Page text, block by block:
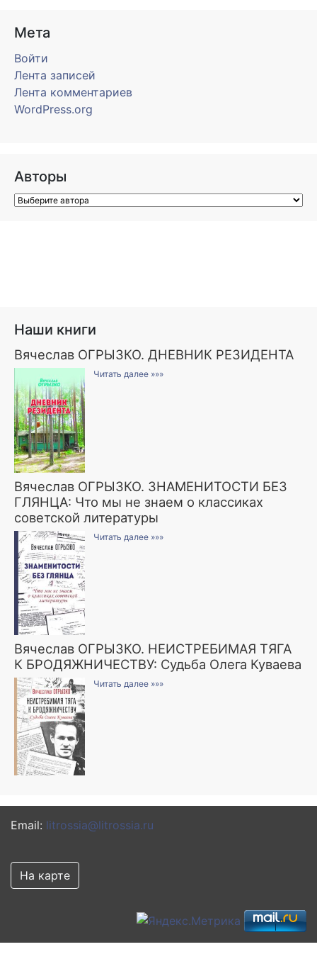
Мета
Войти
Лента записей
Лента комментариев
WordPress.org
Авторы
Наши книги
Вячеслав ОГРЫЗКО. ДНЕВНИК РЕЗИДЕНТА
Читать далее »»»
Вячеслав ОГРЫЗКО. ЗНАМЕНИТОСТИ БЕЗ
ГЛЯНЦА: Что мы не знаем о классиках
советской литературы
Читать далее »»»
Вячеслав ОГРЫЗКО. НЕИСТРЕБИМАЯ ТЯГА
К БРОДЯЖНИЧЕСТВУ: Судьба Олега Куваева
Читать далее »»»
Email: litrossia@litrossia.ru
На карте